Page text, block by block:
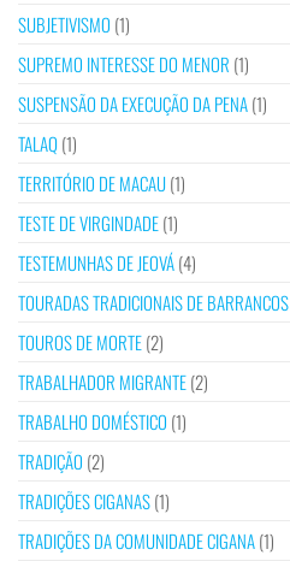
SUBJETIVISMO (1)
SUPREMO INTERESSE DO MENOR (1)
SUSPENSÃO DA EXECUÇÃO DA PENA(1)
TALAQ(1)
TERRITÓRIO DE MACAU(1)
TESTE DE VIRGINDADE(1)
TESTEMUNHAS DE JEOVÁ(4)
TOURADAS TRADICIONAIS DE BARRANCOS
TOUROS DE MORTE(2)
TRABALHADOR MIGRANTE(2)
TRABALHO DOMÉSTICO (1)
TRADIÇÃO (2)
TRADIÇÕES CIGANAS(1)
TRADIÇÕES DA COMUNIDADE CIGANA(1)